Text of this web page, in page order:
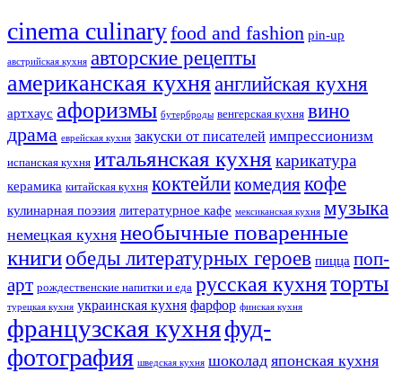
cinema culinaryfood аnd fashion pin-up
австрийская кухня авторские рецепты
американская кухняанглийская кухня
артхаус афоризмы бутерброды венгерская кухня вино
драма еврейская кухня закуски от писателей импрессионизм
испанская кухня итальянская кухня карикатура
керамика китайская кухня коктейликомедиякофе
кулинарная поэзия литературное кафе мексиканская кухня музыка
немецкая кухня необычные поваренные
книгиобеды литературных героев пицца поп-
арт рождественские напитки и еда русская кухняторты
турецкая кухня украинская кухня фарфор финская кухня
французская кухняфуд-
фотография шведская кухня шоколад японская кухня